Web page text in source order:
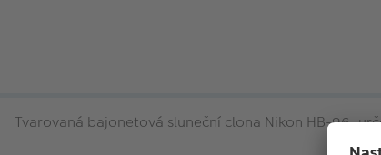
Tvarovaná bajonetová sluneční clona Nikon HB-96,